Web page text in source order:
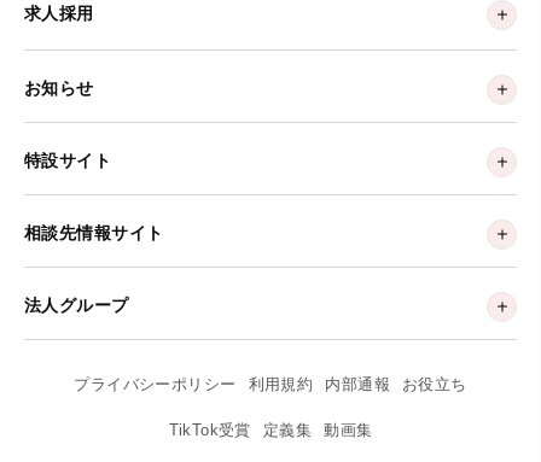
求人採用
お知らせ
特設サイト
相談先情報サイト
法人グループ
プライバシーポリシー 利用規約 内部通報 お役立ち
TikTok受賞 定義集 動画集